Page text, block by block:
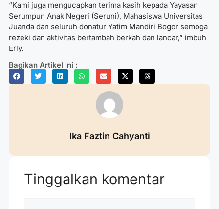
“Kami juga mengucapkan terima kasih kepada Yayasan
Serumpun Anak Negeri (Seruni), Mahasiswa Universitas
Juanda dan seluruh donatur Yatim Mandiri Bogor semoga
rezeki dan aktivitas bertambah berkah dan lancar,” imbuh
Erly.
Bagikan Artikel Ini :
Ika Faztin Cahyanti
Tinggalkan komentar